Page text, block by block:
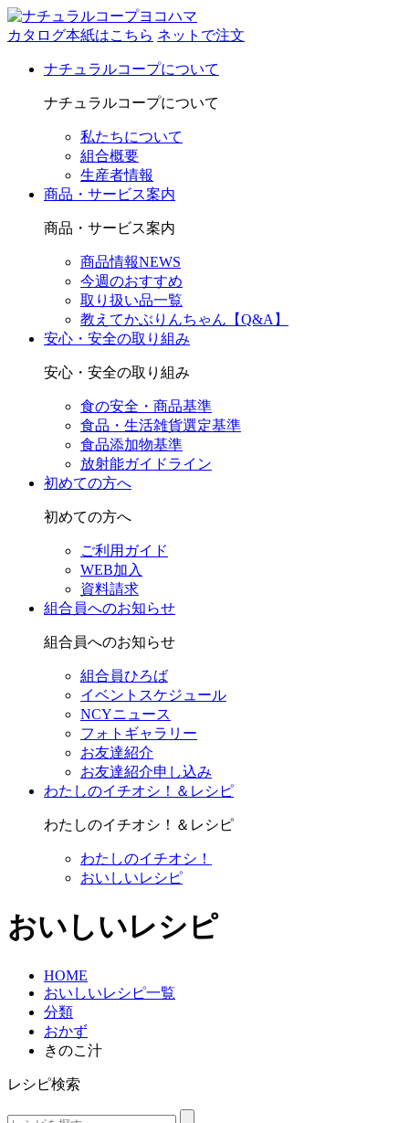
カタログ本紙はこちら ネットで注文
ナチュラルコープについて
ナチュラルコープについて
私たちについて
組合概要
生産者情報
商品・サービス案内
商品・サービス案内
商品情報NEWS
今週のおすすめ
取り扱い品一覧
教えてかぶりんちゃん【Q&A】
安心・安全の取り組み
安心・安全の取り組み
食の安全・商品基準
食品・生活雑貨選定基準
食品添加物基準
放射能ガイドライン
初めての方へ
初めての方へ
ご利用ガイド
WEB加入
資料請求
組合員へのお知らせ
組合員へのお知らせ
組合員ひろば
イベントスケジュール
NCYニュース
フォトギャラリー
お友達紹介
お友達紹介申し込み
わたしのイチオシ！＆レシピ
わたしのイチオシ！＆レシピ
わたしのイチオシ！
おいしいレシピ
おいしいレシピ
HOME
おいしいレシピ一覧
分類
おかず
きのこ汁
レシピ検索